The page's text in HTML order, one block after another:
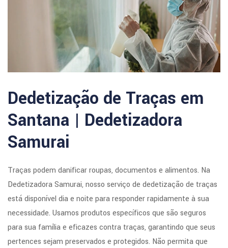
Dedetização de Traças em
Santana | Dedetizadora
Samurai
Traças podem danificar roupas, documentos e alimentos. Na
Dedetizadora Samurai, nosso serviço de dedetização de traças
está disponível dia e noite para responder rapidamente à sua
necessidade. Usamos produtos específicos que são seguros
para sua família e eficazes contra traças, garantindo que seus
pertences sejam preservados e protegidos. Não permita que